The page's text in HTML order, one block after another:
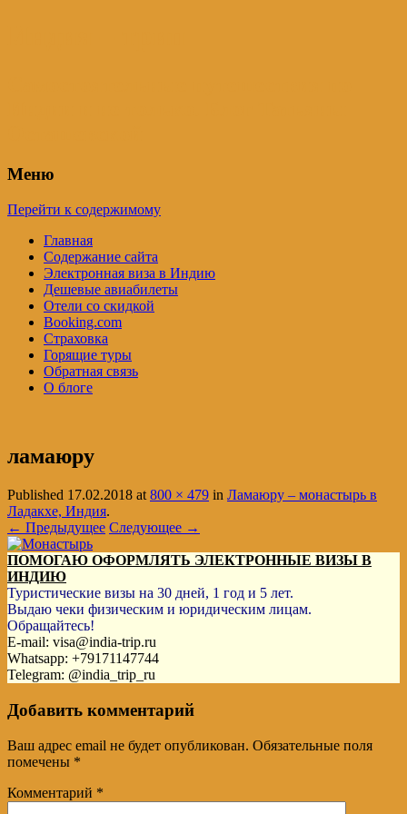
Меню
Перейти к содержимому
Главная
Содержание сайта
Электронная виза в Индию
Дешевые авиабилеты
Отели со скидкой
Booking.com
Страховка
Горящие туры
Обратная связь
О блоге
ламаюру
Published 17.02.2018 at 800 × 479 in Ламаюру – монастырь в
Ладакхе, Индия.
← Предыдущее Следующее →
ПОМОГАЮ ОФОРМЛЯТЬ ЭЛЕКТРОННЫЕ ВИЗЫ В
ИНДИЮ
Туристические визы на 30 дней, 1 год и 5 лет.
Выдаю чеки физическим и юридическим лицам.
Обращайтесь!
E-mail: visa@india-trip.ru
Whatsapp: +79171147744
Telegram: @india_trip_ru
Добавить комментарий
Ваш адрес email не будет опубликован. Обязательные поля
помечены *
Комментарий *